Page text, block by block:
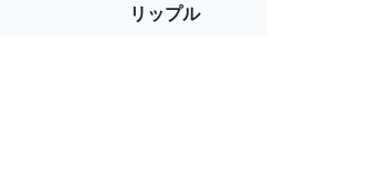
リップル